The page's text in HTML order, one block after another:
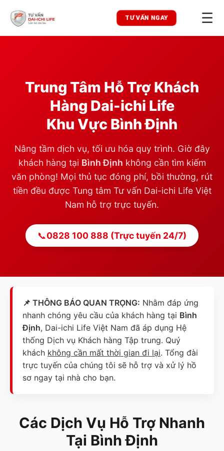
TƯ VẤN NGAY ☰
Trung Tâm Hỗ Trợ Khách
Hàng Dai-ichi Life
Khu Vực Bình Định
Nâng tầm dịch vụ, tối ưu hóa quy trình. Giờ đây
khách hàng tại Bình Định không cần tìm kiếm
văn phòng! Mọi thủ tục đóng phí, bồi thường, rút
tiền đều được Tung tâm Tư vấn Dai-ichi Life Việt
Nam hỗ trợ trực tuyến.
📞0828 100 888 (Trực tuyến 24/7)
📌 THÔNG BÁO QUAN TRỌNG: Nhằm đáp ứng
nhanh chóng yêu cầu của khách hàng tại Bình
Định, Dai-ichi Life Việt Nam đã áp dụng Hệ
thống Dịch vụ Khách hàng Tập trung. Quý
khách không cần mất thời gian đi lại. Tổng đài
trực tuyến của chúng tôi sẽ hỗ trợ và xử lý hồ
sơ ngay tại nhà cho bạn.
Các Dịch Vụ Hỗ Trợ Nhanh
Tại Bình Định